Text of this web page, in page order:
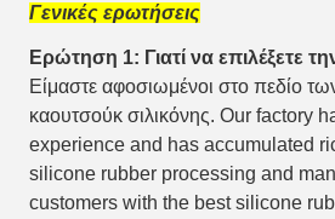
Γενικές ερωτήσεις
Ερώτηση 1: Γιατί να επιλέξετε
Είμαστε αφοσιωμένοι στο πεδίο
καουτσούκ σιλικόνης. Our factory
experience and has accumulated
silicone rubber processing and
customers with the best silicone